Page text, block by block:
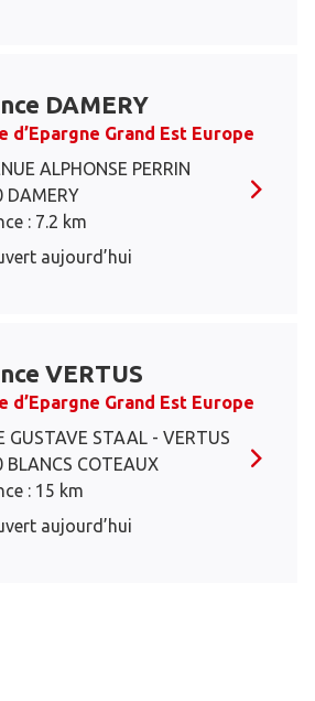
DAMERY
d’Epargne Grand Est Europe
ALPHONSE PERRIN
DAMERY
: 7.2 km
aujourd’hui
VERTUS
d’Epargne Grand Est Europe
GUSTAVE STAAL - VERTUS
BLANCS COTEAUX
: 15 km
aujourd’hui